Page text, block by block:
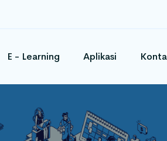
E - Learning Aplikasi